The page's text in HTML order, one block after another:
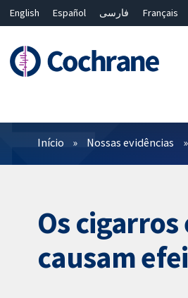
English Español فارسی Français
Filtros
Início Nossas evidências
Os
causam